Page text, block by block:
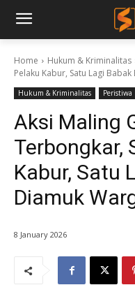
Home Hukum & Kriminalitas
Pelaku Kabur, Satu Lagi Babak
Hukum & Kriminalitas Peristiwa
Aksi Maling
Terbongkar,
Kabur, Satu
Diamuk
8 January 2026